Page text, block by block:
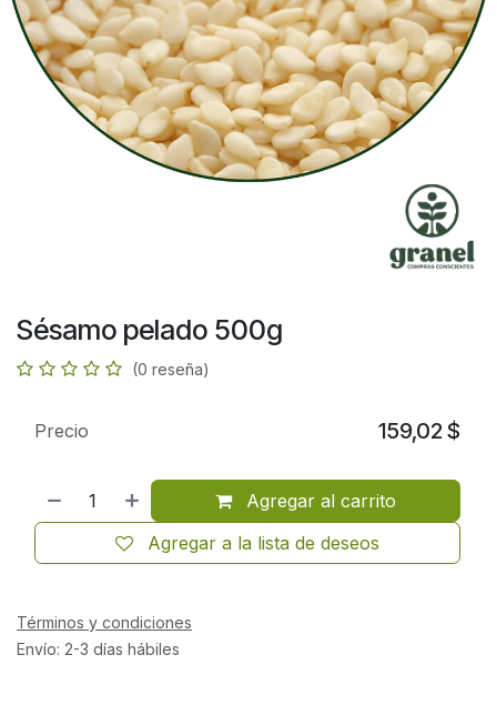
Sésamo pelado 500g
(0 reseña)
Agregar al carrito
Agregar a la lista de deseos
Precio 159,02$
Términos y condiciones
Envío: 2-3 días hábiles